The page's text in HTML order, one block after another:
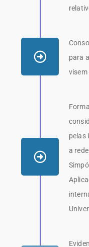
para
visem
pelas
a